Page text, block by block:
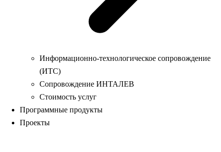
Информационно-технологическое сопровождение
(ИТС)
Сопровождение ИНТАЛЕВ
Стоимость услуг
Программные продукты
Проекты